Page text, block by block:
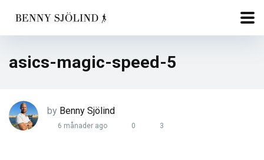
asics-magic-speed-5
by Benny Sjölind
6 månader ago 0 3